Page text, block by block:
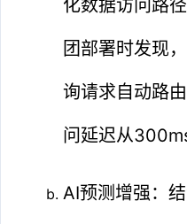
化数据访问路
团部署时发现
询请求自动路
问延迟从
AI预测增强：